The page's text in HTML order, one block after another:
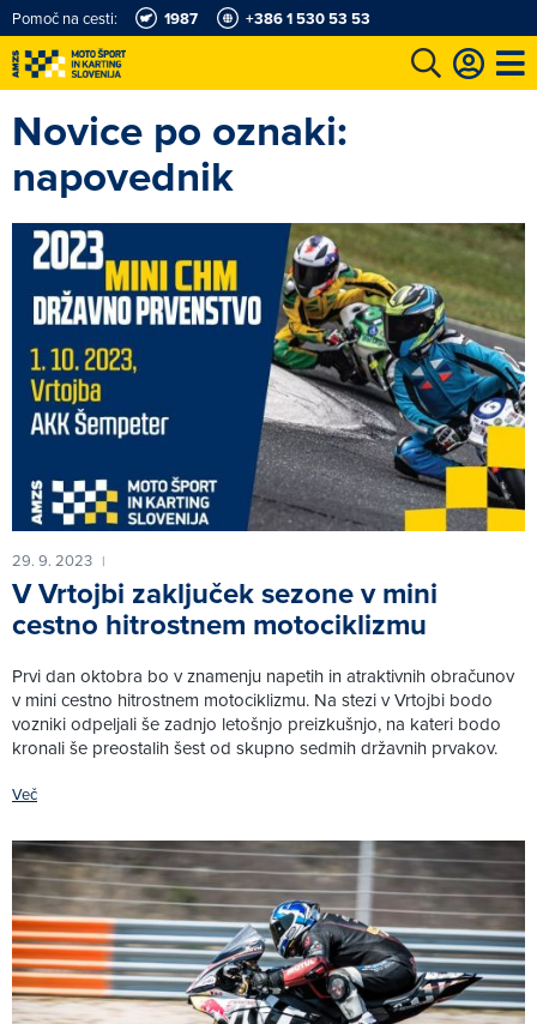
Pomoč na cesti: 1987 +386 1 530 53 53
Karting in motošportni center Najboljši za volanom
Novice po oznaki:
napovednik
29. 9. 2023 |
V Vrtojbi zaključek sezone v mini
cestno hitrostnem motociklizmu
Prvi dan oktobra bo v znamenju napetih in atraktivnih obračunov
v mini cestno hitrostnem motociklizmu. Na stezi v Vrtojbi bodo
vozniki odpeljali še zadnjo letošnjo preizkušnjo, na kateri bodo
kronali še preostalih šest od skupno sedmih državnih prvakov.
Več